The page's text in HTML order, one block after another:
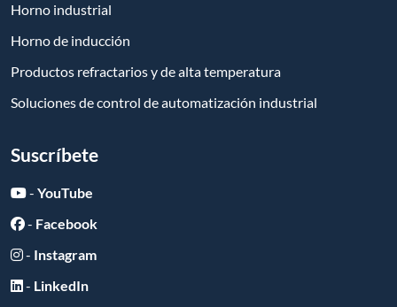
Horno industrial
Horno de inducción
Productos refractarios y de alta temperatura
Soluciones de control de automatización industrial
Suscríbete
- YouTube
- Facebook
- Instagram
- LinkedIn